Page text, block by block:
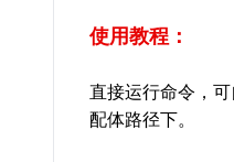
使用教程：
直接运行命令，
配体路径下。